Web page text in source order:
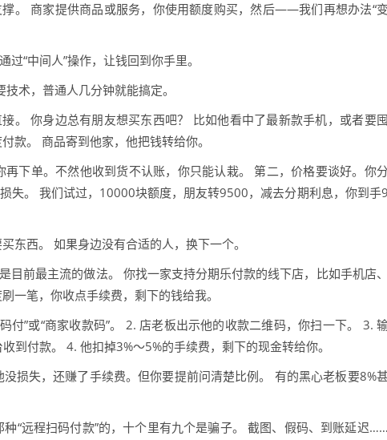
。 商家提供商品或服务，你使用额度购买，然后——我们再想办法“变
“中间人”操作，让钱回到你手里。
术，普通人几分钟就能搞定。
。 你身边总有朋友想买东西吧？ 比如他看中了最新款手机，或者要囤
款。 商品寄到他家，他把钱转给你。
下单。不然他收到货不认账，你只能认栽。 第二，价格要谈好。你分
失。 我们试过，10000块额度，朋友转9500，减去分期利息，你到手9
东西。 如果身边没有合适的人，换下一个。
前最主流的做法。 你找一家支持分期乐付款的线下店，比如手机店、
一笔，你收点手续费，剩下的钱给我。
付”或“商家收款码”。 2. 店老板出示他的收款二维码，你扫一下。 3.
到付款。 4. 他扣掉3%～5%的手续费，剩下的现金转给你。
损失，还赚了手续费。但你要提前问清楚比例。 有的黑心老板要8%
“远程扫码付款”的，十个里有九个是骗子。 截图、假码、到账延迟……